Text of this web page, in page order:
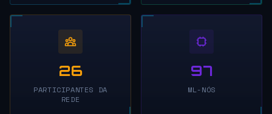
26
PARTICIPANTES DA
REDE
97
ML-NÓS